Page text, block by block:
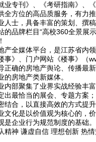
就业专刊》、《考研指南》、
全方位的高品质服务，有力
人士，具备丰富的策划、撰
的品牌栏目“高校360全景展
产全媒体平台，是江苏省内
楼事》、门户网站《楼事》（
正确的房地产舆论、传播最
的房地产类新媒体。
内部聚集了业界实战经验丰
出最恰当的展会、专题方案
结合，以直接高效的方式提
文化是以价值观为核心的，
是企业行为规范制度的基础
精神 谦虚自信 理想创新 热